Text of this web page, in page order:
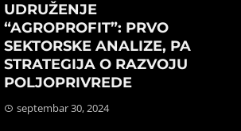
UDRUŽENJE
“AGROPROFIT”: PRVO
SEKTORSKE ANALIZE, PA
STRATEGIJA O RAZVOJU
POLJOPRIVREDE
septembar 30, 2024